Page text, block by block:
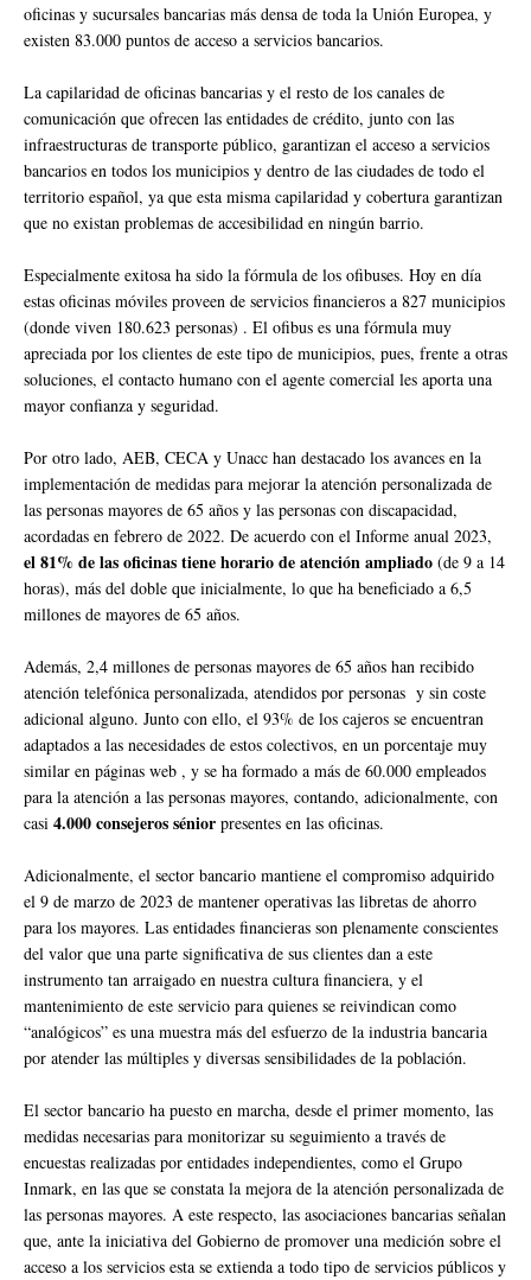
oficinas y sucursales bancarias más densa de toda la Unión Europea, y
existen 83.000 puntos de acceso a servicios bancarios.
La capilaridad de oficinas bancarias y el resto de los canales de
comunicación que ofrecen las entidades de crédito, junto con las
infraestructuras de transporte público, garantizan el acceso a servicios
bancarios en todos los municipios y dentro de las ciudades de todo el
territorio español, ya que esta misma capilaridad y cobertura garantizan
que no existan problemas de accesibilidad en ningún barrio.
Especialmente exitosa ha sido la fórmula de los ofibuses. Hoy en día
estas oficinas móviles proveen de servicios financieros a 827 municipios
(donde viven 180.623 personas) . El ofibus es una fórmula muy
apreciada por los clientes de este tipo de municipios, pues, frente a otras
soluciones, el contacto humano con el agente comercial les aporta una
mayor confianza y seguridad.
Por otro lado, AEB, CECA y Unacc han destacado los avances en la
implementación de medidas para mejorar la atención personalizada de
las personas mayores de 65 años y las personas con discapacidad,
acordadas en febrero de 2022. De acuerdo con el Informe anual 2023,
el 81% de las oficinas tiene horario de atención ampliado (de 9 a 14
horas), más del doble que inicialmente, lo que ha beneficiado a 6,5
millones de mayores de 65 años.
Además, 2,4 millones de personas mayores de 65 años han recibido
atención telefónica personalizada, atendidos por personas y sin coste
adicional alguno. Junto con ello, el 93% de los cajeros se encuentran
adaptados a las necesidades de estos colectivos, en un porcentaje muy
similar en páginas web , y se ha formado a más de 60.000 empleados
para la atención a las personas mayores, contando, adicionalmente, con
casi 4.000 consejeros sénior presentes en las oficinas.
Adicionalmente, el sector bancario mantiene el compromiso adquirido
el 9 de marzo de 2023 de mantener operativas las libretas de ahorro
para los mayores. Las entidades financieras son plenamente conscientes
del valor que una parte significativa de sus clientes dan a este
instrumento tan arraigado en nuestra cultura financiera, y el
mantenimiento de este servicio para quienes se reivindican como
“analógicos” es una muestra más del esfuerzo de la industria bancaria
por atender las múltiples y diversas sensibilidades de la población.
El sector bancario ha puesto en marcha, desde el primer momento, las
medidas necesarias para monitorizar su seguimiento a través de
encuestas realizadas por entidades independientes, como el Grupo
Inmark, en las que se constata la mejora de la atención personalizada de
las personas mayores. A este respecto, las asociaciones bancarias señalan
que, ante la iniciativa del Gobierno de promover una medición sobre el
acceso a los servicios esta se extienda a todo tipo de servicios públicos y